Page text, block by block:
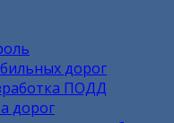
дорог
ПОДД
дорог